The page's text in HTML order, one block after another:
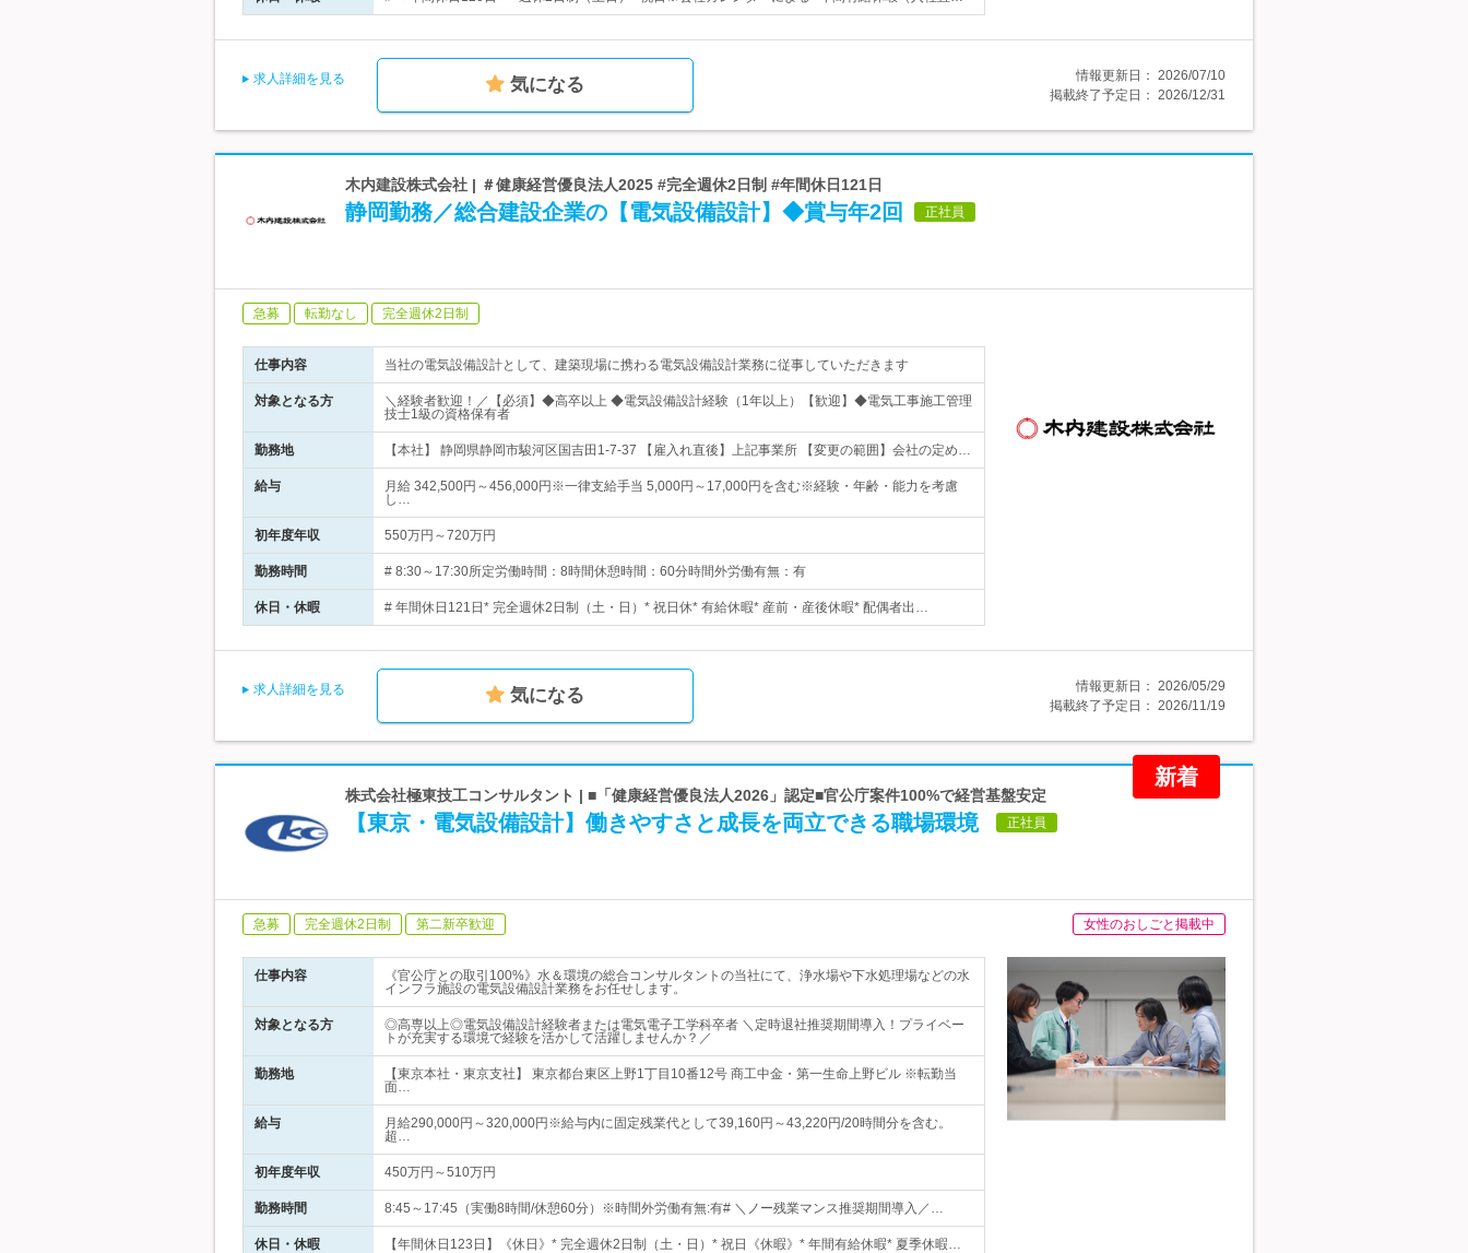
求人詳細を見る 気になる 情報更新日： 2026/07/10
掲載終了予定日： 2026/12/31
木内建設株式会社 | ＃健康経営優良法人2025 #完全週休2日制 #年間休日121日
静岡勤務／総合建設企業の【電気設備設計】◆賞与年2回 正社員
急募 転勤なし 完全週休2日制
仕事内容 当社の電気設備設計として、建築現場に携わる電気設備設計業務に従事していただきます
対象となる方
＼経験者歓迎！／【必須】◆高卒以上 ◆電気設備設計経験（1年以上）【歓迎】◆電気工事施工管理
技士1級の資格保有者
勤務地 【本社】 静岡県静岡市駿河区国吉田1-7-37 【雇入れ直後】上記事業所 【変更の範囲】会社の定め…
給与
月給 342,500円～456,000円※一律支給手当 5,000円～17,000円を含む※経験・年齢・能力を考慮
し…
初年度年収 550万円～720万円
勤務時間 # 8:30～17:30所定労働時間：8時間休憩時間：60分時間外労働有無：有
休日・休暇 # 年間休日121日* 完全週休2日制（土・日）* 祝日休* 有給休暇* 産前・産後休暇* 配偶者出…
求人詳細を見る 気になる 情報更新日： 2026/05/29
掲載終了予定日： 2026/11/19
新着
株式会社極東技工コンサルタント | ■「健康経営優良法人2026」認定■官公庁案件100%で経営基盤安定
【東京・電気設備設計】働きやすさと成長を両立できる職場環境 正社員
急募 完全週休2日制 第二新卒歓迎 女性のおしごと掲載中
仕事内容
《官公庁との取引100%》水＆環境の総合コンサルタントの当社にて、浄水場や下水処理場などの水
インフラ施設の電気設備設計業務をお任せします。
対象となる方
◎高専以上◎電気設備設計経験者または電気電子工学科卒者 ＼定時退社推奨期間導入！プライベー
トが充実する環境で経験を活かして活躍しませんか？／
勤務地
【東京本社・東京支社】 東京都台東区上野1丁目10番12号 商工中金・第一生命上野ビル ※転勤当
面…
給与
月給290,000円～320,000円※給与内に固定残業代として39,160円～43,220円/20時間分を含む。
超…
初年度年収 450万円～510万円
勤務時間 8:45～17:45（実働8時間/休憩60分）※時間外労働有無:有# ＼ノー残業マンス推奨期間導入／…
休日・休暇 【年間休日123日】《休日》* 完全週休2日制（土・日）* 祝日《休暇》* 年間有給休暇* 夏季休暇…